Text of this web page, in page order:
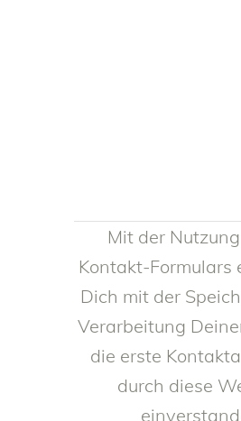
Mit der
Kontakt-Formulars
Dich mit der
Verarbeitung
die erste
durch diese